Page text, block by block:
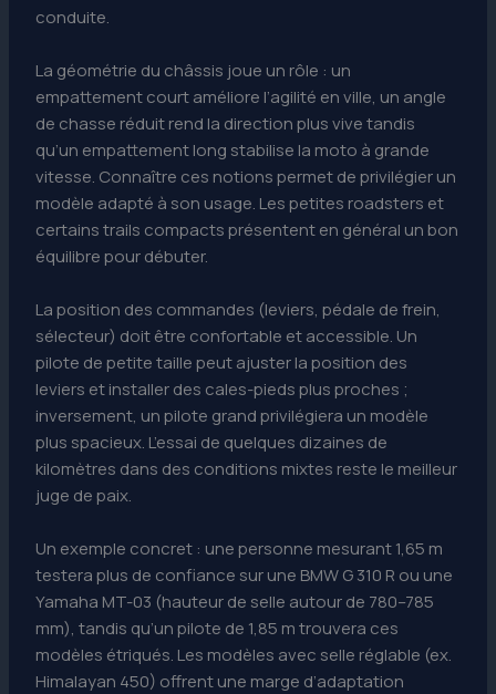
conduite.
La géométrie du châssis joue un rôle : un
empattement court améliore l’agilité en ville, un angle
de chasse réduit rend la direction plus vive tandis
qu’un empattement long stabilise la moto à grande
vitesse. Connaître ces notions permet de privilégier un
modèle adapté à son usage. Les petites roadsters et
certains trails compacts présentent en général un bon
équilibre pour débuter.
La position des commandes (leviers, pédale de frein,
sélecteur) doit être confortable et accessible. Un
pilote de petite taille peut ajuster la position des
leviers et installer des cales-pieds plus proches ;
inversement, un pilote grand privilégiera un modèle
plus spacieux. L’essai de quelques dizaines de
kilomètres dans des conditions mixtes reste le meilleur
juge de paix.
Un exemple concret : une personne mesurant 1,65 m
testera plus de confiance sur une BMW G 310 R ou une
Yamaha MT-03 (hauteur de selle autour de 780–785
mm), tandis qu’un pilote de 1,85 m trouvera ces
modèles étriqués. Les modèles avec selle réglable (ex.
Himalayan 450) offrent une marge d’adaptation